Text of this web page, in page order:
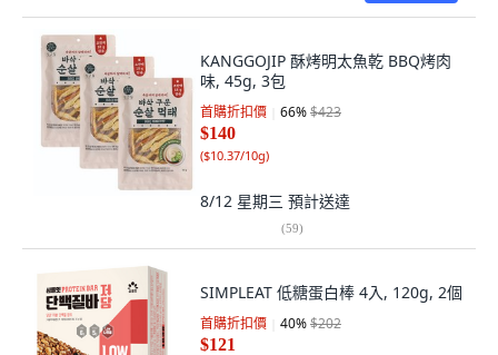
KANGGOJIP 酥烤明太魚乾 BBQ烤肉
味, 45g, 3包
首購折扣價 66%$423
$140
($10.37/10g)
8/12 星期三 預計送達
(59)
SIMPLEAT 低糖蛋白棒 4入, 120g, 2個
首購折扣價 40%$202
$121